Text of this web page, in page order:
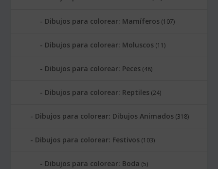
Dibujos para colorear: Mamíferos (107)
Dibujos para colorear: Moluscos (11)
Dibujos para colorear: Peces (48)
Dibujos para colorear: Reptiles (24)
Dibujos para colorear: Dibujos Animados (318)
Dibujos para colorear: Festivos (103)
Dibujos para colorear: Boda (5)